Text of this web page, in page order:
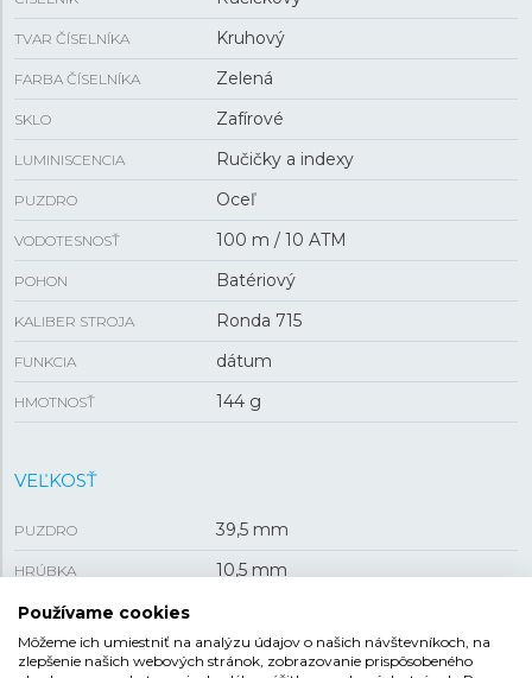
TVAR ČÍSELNÍKA Kruhový
FARBA ČÍSELNÍKA Zelená
SKLO Zafírové
LUMINISCENCIA Ručičky a indexy
PUZDRO Oceľ
VODOTESNOSŤ 100 m / 10 ATM
POHON Batériový
KALIBER STROJA Ronda 715
FUNKCIA dátum
HMOTNOSŤ 144 g
VEĽKOSŤ
PUZDRO 39,5 mm
HRÚBKA 10,5 mm
REMIENOK
Používame cookies
Môžeme ich umiestniť na analýzu údajov o našich návštevníkoch, na
zlepšenie našich webových stránok, zobrazovanie prispôsobeného